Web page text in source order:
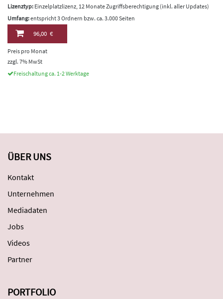
Lizenztyp: Einzelplatzlizenz, 12 Monate Zugriffsberechtigung (inkl. aller Updates)
Umfang:entspricht 3 Ordnern bzw. ca. 3.000 Seiten
96,00 €
Preis pro Monat
zzgl. 7% MwSt
Freischaltung ca. 1-2 Werktage
ÜBER UNS
Kontakt
Unternehmen
Mediadaten
Jobs
Videos
Partner
PORTFOLIO